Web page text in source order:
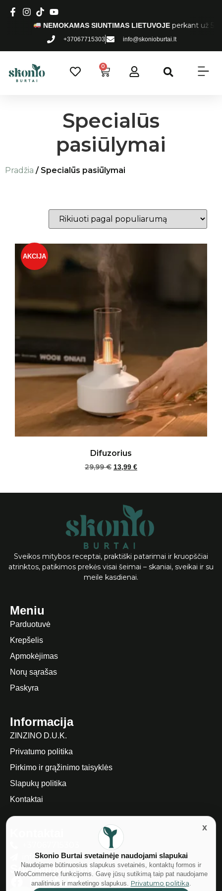
+37067715303 info@skonioburtai.lt
NEMOKAMAS SIUNTIMAS LIETUVOJEperkant už 50 €
0
Specialūs
pasiūlymai
Pradžia / Specialūs pasiūlymai
Difuzorius
29,99€ 13,99 €
AKCIJA
Sveikos mitybos receptai, praktiški patarimai ir kruopščiai
atrinktos, patikimos prekės visai šeimai – skaniai, sveikai ir su
meile kasdienai.
Meniu
Parduotuvė
Krepšelis
Apmokėjimas
Norų sąrašas
Paskyra
Informacija
ZINZINO D.U.K.
Privatumo politika
Pirkimo ir grąžinimo taisyklės
Slapukų politika
Kontaktai
info@skonioburtai.lt
Socialiniai tinklai
Skonio Burtai svetainėje naudojami slapukai
Naudojame būtinuosius slapukus svetainės, kontaktų formos ir
WooCommerce funkcijoms. Gavę jūsų sutikimą taip pat naudojame
analitinius ir marketingo slapukus. Privatumo politika.